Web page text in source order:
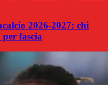
2026-2027: chi
per fascia